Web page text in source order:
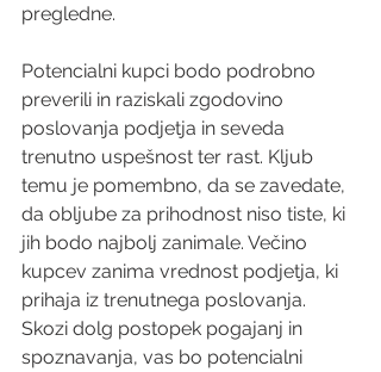
pregledne.
Potencialni kupci bodo podrobno
preverili in raziskali zgodovino
poslovanja podjetja in seveda
trenutno uspešnost ter rast. Kljub
temu je pomembno, da se zavedate,
da obljube za prihodnost niso tiste, ki
jih bodo najbolj zanimale. Večino
kupcev zanima vrednost podjetja, ki
prihaja iz trenutnega poslovanja.
Skozi dolg postopek pogajanj in
spoznavanja, vas bo potencialni